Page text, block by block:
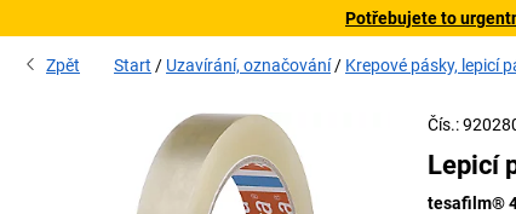
Potřebujete to
Zpět Start Uzavírání, označování Krepové pásky, lepicí
S
Čís.:
Lepicí
tesafilm®